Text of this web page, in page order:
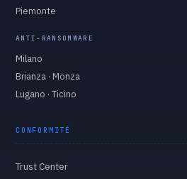
Piemonte
ANTI-RANSOMWARE
Milano
Brianza · Monza
Lugano · Ticino
CONFORMITÉ
Trust Center